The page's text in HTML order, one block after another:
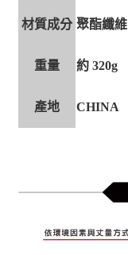
材質成分 聚酯纖維
重量 約 320g
產地 CHINA